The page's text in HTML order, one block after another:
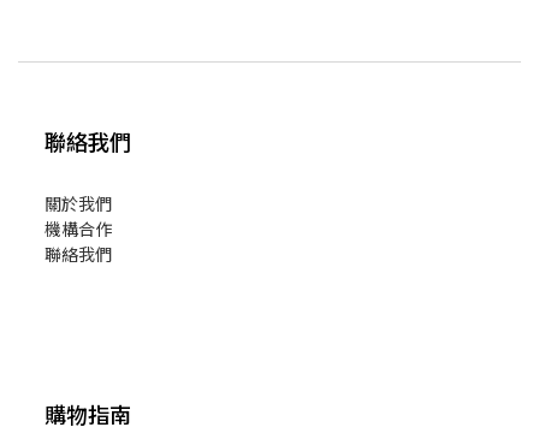
聯絡我們
關於我們
機構合作
聯絡我們
購物指南